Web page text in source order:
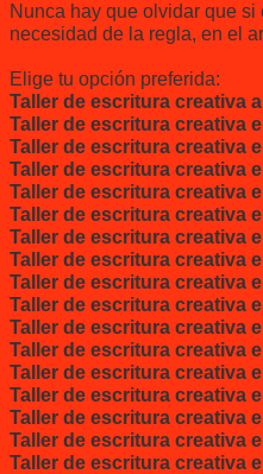
Nunca hay que olvidar que
necesidad de la regla, en el
Elige tu opción preferida:
Taller de escritura creativa
Taller de escritura creativa
Taller de escritura creativa
Taller de escritura creativa
Taller de escritura creativa
Taller de escritura creativa
Taller de escritura creativa
Taller de escritura creativa
Taller de escritura creativa
Taller de escritura creativa
Taller de escritura creativa
Taller de escritura creativa
Taller de escritura creativa
Taller de escritura creativa
Taller de escritura creativa
Taller de escritura creativa
Taller de escritura creativa